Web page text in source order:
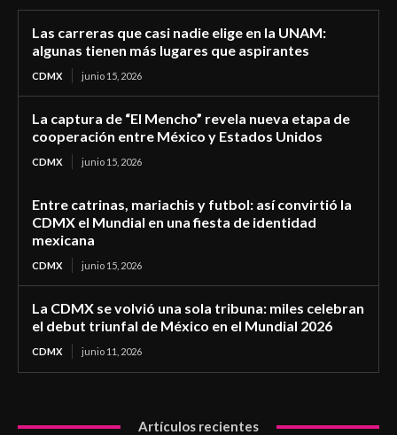
Las carreras que casi nadie elige en la UNAM:
algunas tienen más lugares que aspirantes
CDMX junio 15, 2026
La captura de “El Mencho” revela nueva etapa de
cooperación entre México y Estados Unidos
CDMX junio 15, 2026
Entre catrinas, mariachis y futbol: así convirtió la
CDMX el Mundial en una fiesta de identidad
mexicana
CDMX junio 15, 2026
La CDMX se volvió una sola tribuna: miles celebran
el debut triunfal de México en el Mundial 2026
CDMX junio 11, 2026
Artículos recientes